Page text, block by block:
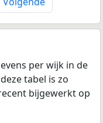
per wijk in de
tabel is zo
bijgewerkt op